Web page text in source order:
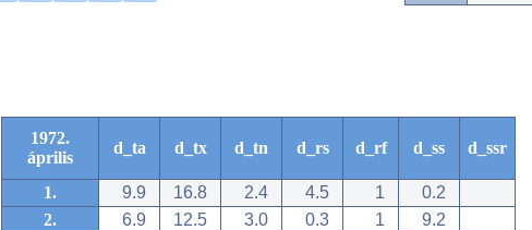
1972.
április
d_ta d_tx d_tn d_rs d_rf d_ss d_ssr
1. 9.9 16.8 2.4 4.5 1
0.2
2.
6.9 12.5 3.0 0.3 1
9.2